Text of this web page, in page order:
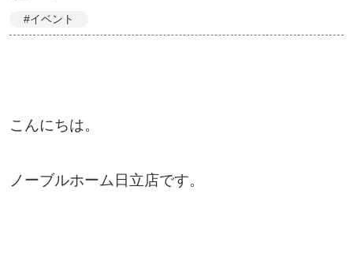
#イベント
こんにちは。
ノーブルホーム日立店です。